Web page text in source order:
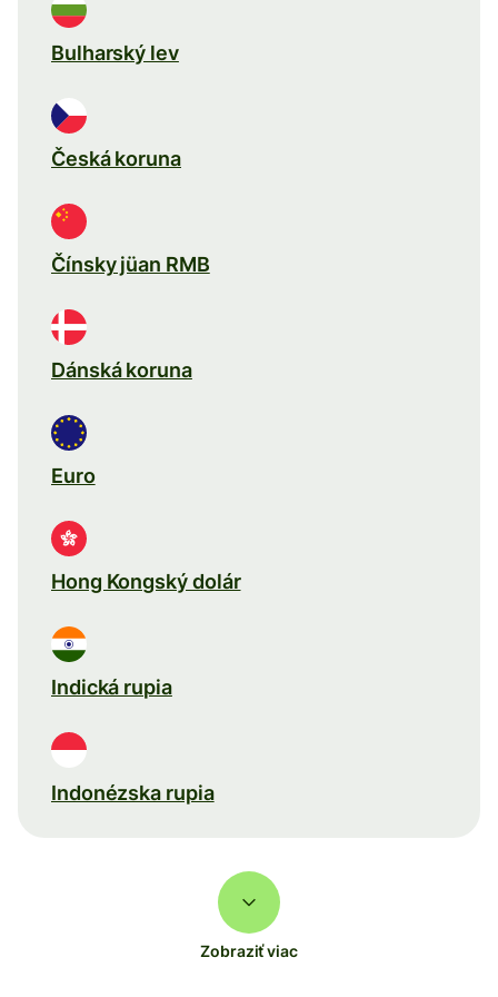
Bulharský lev
Česká koruna
Čínsky jüan RMB
Dánská koruna
Euro
Hong Kongský dolár
Indická rupia
Indonézska rupia
Zobraziť viac